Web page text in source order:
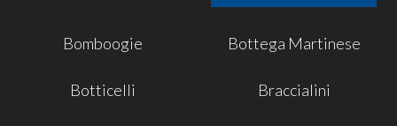
Bomboogie Bottega Martinese
Botticelli Braccialini